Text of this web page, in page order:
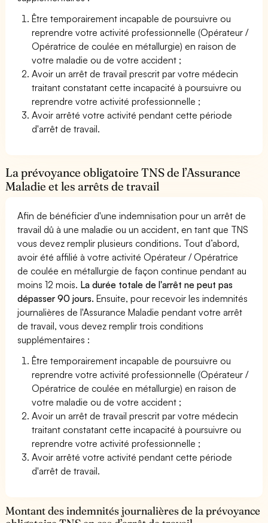
Être temporairement incapable de poursuivre ou
reprendre votre activité professionnelle (Opérateur /
Opératrice de coulée en métallurgie) en raison de
votre maladie ou de votre accident ;
Avoir un arrêt de travail prescrit par votre médecin
traitant constatant cette incapacité à poursuivre ou
reprendre votre activité professionnelle ;
Avoir arrêté votre activité pendant cette période
d'arrêt de travail.
La prévoyance obligatoire TNS de l’Assurance
Maladie et les arrêts de travail
Afin de bénéficier d'une indemnisation pour un arrêt de
travail dû à une maladie ou un accident, en tant que TNS
vous devez remplir plusieurs conditions. Tout d’abord,
avoir été affilié à votre activité Opérateur / Opératrice
de coulée en métallurgie de façon continue pendant au
moins 12 mois. La durée totale de l'arrêt ne peut pas
dépasser 90 jours. Ensuite, pour recevoir les indemnités
journalières de l'Assurance Maladie pendant votre arrêt
de travail, vous devez remplir trois conditions
supplémentaires :
Être temporairement incapable de poursuivre ou
reprendre votre activité professionnelle (Opérateur /
Opératrice de coulée en métallurgie) en raison de
votre maladie ou de votre accident ;
Avoir un arrêt de travail prescrit par votre médecin
traitant constatant cette incapacité à poursuivre ou
reprendre votre activité professionnelle ;
Avoir arrêté votre activité pendant cette période
d'arrêt de travail.
Montant des indemnités journalières de la prévoyance